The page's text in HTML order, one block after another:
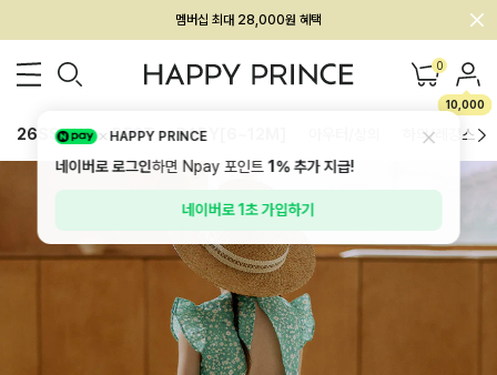
회원전용 아울렛, 가입하면 ~60% 할인!
멤버십 최대 28,000원 혜택 0
10,000
26SS 신상 BEST BABY[6~12M] 하의/레깅스
HAPPY PRINCE
네이버로 로그인하면 Npay 포인트1%추가 지급!
네이버로 1초 가입하기